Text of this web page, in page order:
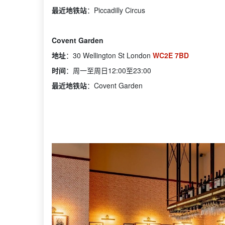
最近地铁站：Piccadilly Circus
Covent Garden
地址：30 Wellington St London WC2E 7BD
时间：周一至周日12:00至23:00
最近地铁站：Covent Garden